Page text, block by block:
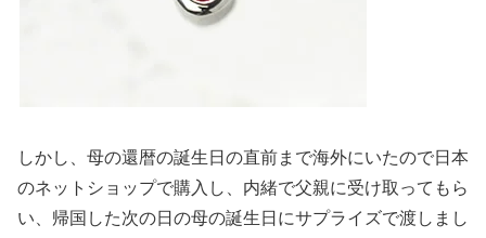
しかし、母の還暦の誕生日の直前まで海外にいたので日本
のネットショップで購入し、内緒で父親に受け取ってもら
い、帰国した次の日の母の誕生日にサプライズで渡しまし